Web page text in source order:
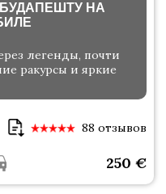
НА
легенды, почти
ракурсы и яркие
88 отзывов
250 €